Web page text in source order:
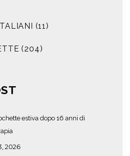
(11)
(204)
estiva dopo 16 anni di
2026